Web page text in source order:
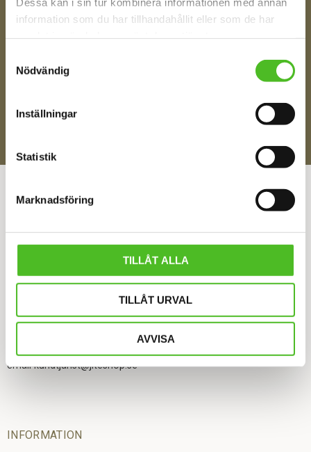
information som du har tillhandahållit eller som de har
Nödvändig
Inställningar
Statistik
Marknadsföring
TILLÅT ALLA
TILLÅT URVAL
AVVISA
Ditt Namn
Jag samtycker till att motta digital kommunikation i
KONTAKTA OSS
JITE TRYCK O PRESENTREKLAM HB
Ekebergsgatan 1, 516 93 Rångedala
0702 36 21 76
email kundtjanst@jiteshop.se
INFORMATION